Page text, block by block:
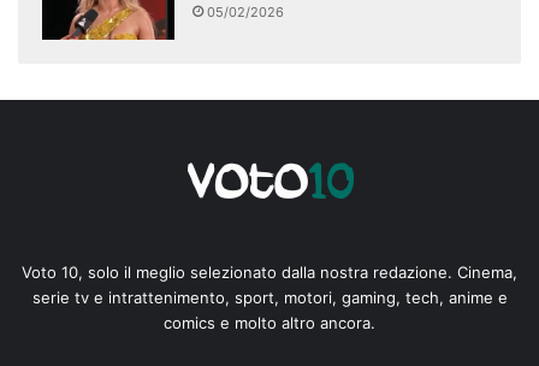
05/02/2026
Voto 10, solo il meglio selezionato dalla nostra redazione. Cinema,
serie tv e intrattenimento, sport, motori, gaming, tech, anime e
comics e molto altro ancora.